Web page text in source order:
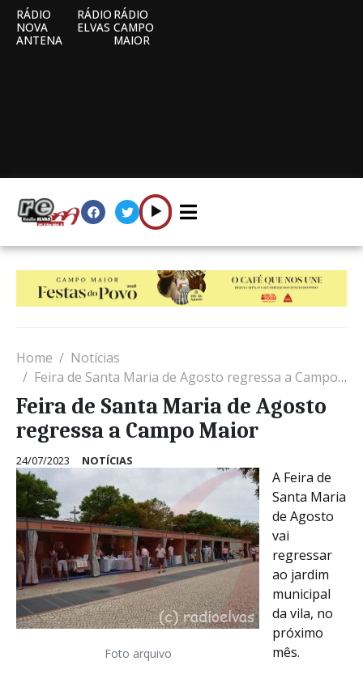
RÁDIO
NOVA
ANTENA
RÁDIO
ELVAS
RÁDIO
CAMPO
MAIOR
Home
Notícias
Feira de Santa Maria de Agosto regressa a Campo Maior
Feira de Santa Maria de Agosto
regressa a Campo Maior
24/07/2023 NOTÍCIAS
Foto arquivo
A Feira de
Santa Maria
de Agosto
vai
regressar
ao jardim
municipal
da vila, no
próximo
mês.